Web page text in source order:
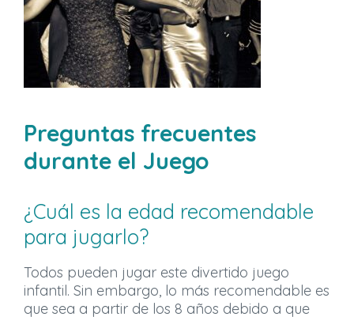
Preguntas frecuentes
durante el Juego
¿Cuál es la edad recomendable
para jugarlo?
Todos pueden jugar este divertido juego
infantil. Sin embargo, lo más recomendable es
que sea a partir de los 8 años debido a que